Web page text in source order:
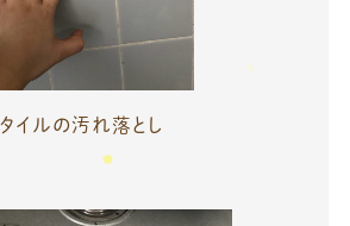
イルの汚れ落とし